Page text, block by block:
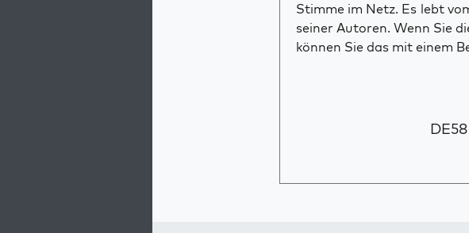
Stimme im Netz. Es lebt
seiner Autoren. Wenn Sie
können Sie das mit einem